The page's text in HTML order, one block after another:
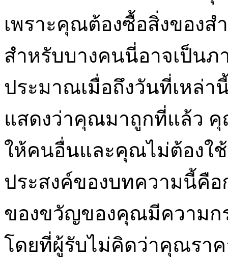
เพราะคุณต้องซื้อสิ่งของ
สำหรับบางคนนี่อาจเป็นภ
ประมาณเมื่อถึงวันที่เหล่
แสดงว่าคุณมาถูกที่แล้ว
ให้คนอื่นและคุณไม่ต้องใ
ประสงค์ของบทความนี้คือ
ของขวัญของคุณมีความก
โดยที่ผู้รับไม่คิดว่าคุณรา